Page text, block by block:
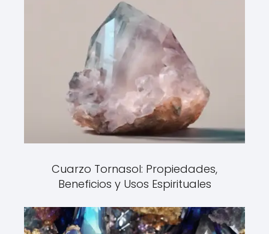
Cuarzo Tornasol: Propiedades,
Beneficios y Usos Espirituales